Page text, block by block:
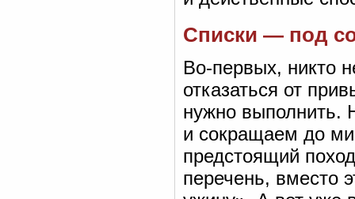
Списки — под
Во-первых, никто
отказаться от
нужно выполнить.
и сокращаем до
предстоящий
перечень, вместо